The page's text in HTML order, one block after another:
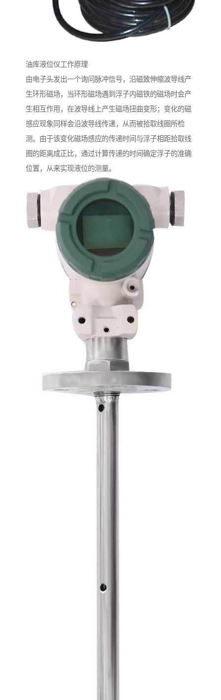
油库液位仪工作原理
由电子头发出一个询问脉冲信号，沿磁致伸缩波导线产
生环形磁场，当环形磁场遇到浮子内磁铁的磁场时会产
生相互作用，在波导线上产生磁场扭曲变形；变化的磁
感应现象同样会沿波导线传递，从而被拾取线圈所检
测。由于该变化磁场感应的传递时间与浮子相距拾取线
圈的距离成正比，通过计算传递的时间确定浮子的准确
位置，从来实现液位的测量。